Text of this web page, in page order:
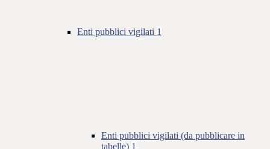
Enti pubblici vigilati 1
Enti pubblici vigilati (da pubblicare in
tabelle) 1